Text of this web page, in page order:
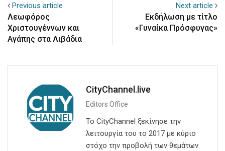
Previous article
Λεωφόρος
Χριστουγέννων και
Αγάπης στα Λιβάδια
Next article
Εκδήλωση με τίτλο
«Γυναίκα Πρόσφυγας»
CityChannel.live
Editors Office
Το CityChannel ξεκίνησε την
λειτουργία του το 2017 με κύριο
στόχο την προβολή των θεμάτων